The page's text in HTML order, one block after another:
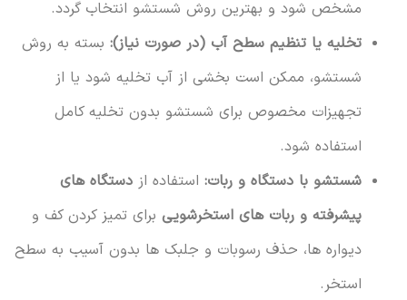
مشخص شود و بهترین روش شستشو انتخاب گردد.
تخلیه یا تنظیم سطح آب (در صورت نیاز):بسته به روش
شستشو، ممکن است بخشی از آب تخلیه شود یا از
تجهیزات مخصوص برای شستشو بدون تخلیه کامل
استفاده شود.
شستشو با دستگاه و ربات:استفاده از دستگاه های
پیشرفته و ربات های استخرشوییبرای تمیز کردن کف و
دیواره ها، حذف رسوبات و جلبک ها بدون آسیب به سطح
استخر.